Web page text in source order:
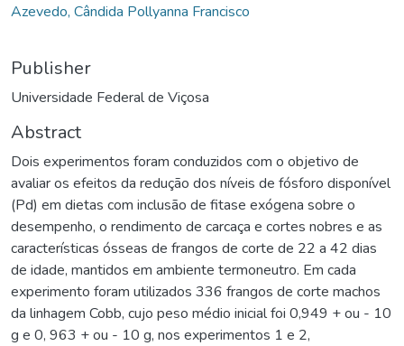
Azevedo, Cândida Pollyanna Francisco
Publisher
Universidade Federal de Viçosa
Abstract
Dois experimentos foram conduzidos com o objetivo de
avaliar os efeitos da redução dos níveis de fósforo disponível
(Pd) em dietas com inclusão de fitase exógena sobre o
desempenho, o rendimento de carcaça e cortes nobres e as
características ósseas de frangos de corte de 22 a 42 dias
de idade, mantidos em ambiente termoneutro. Em cada
experimento foram utilizados 336 frangos de corte machos
da linhagem Cobb, cujo peso médio inicial foi 0,949 + ou - 10
g e 0, 963 + ou - 10 g, nos experimentos 1 e 2,